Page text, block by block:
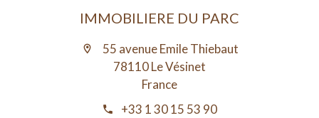
IMMOBILIERE DU PARC
55 avenue Emile Thiebaut
78110 Le Vésinet
France
+33 1 30 15 53 90